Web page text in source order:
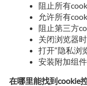
阻止所有
允许所有
阻止第三方
关闭浏览器
打开“隐私浏
安装附加组
在哪里能找到cookie